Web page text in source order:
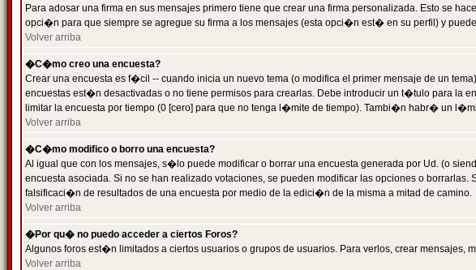
Para adosar una firma en sus mensajes primero tiene que crear una firma personalizada. Esto se
opci�n para que siempre se agregue su firma a los mensajes (esta opci�n est� en su perfil) y
Volver arriba
�C�mo creo una encuesta?
Crear una encuesta es f�cil -- cuando inicia un nuevo tema (o modifica el primer mensaje de un
encuestas est�n desactivadas o no tiene permisos para crearlas. Debe introducir un t�tulo para
limitar la encuesta por tiempo (0 [cero] para que no tenga l�mite de tiempo). Tambi�n habr� un
Volver arriba
�C�mo modifico o borro una encuesta?
Al igual que con los mensajes, s�lo puede modificar o borrar una encuesta generada por Ud. (o
encuesta asociada. Si no se han realizado votaciones, se pueden modificar las opciones o
falsificaci�n de resultados de una encuesta por medio de la edici�n de la misma a mitad de camino.
Volver arriba
�Por qu� no puedo acceder a ciertos Foros?
Algunos foros est�n limitados a ciertos usuarios o grupos de usuarios. Para verlos, crear
Volver arriba